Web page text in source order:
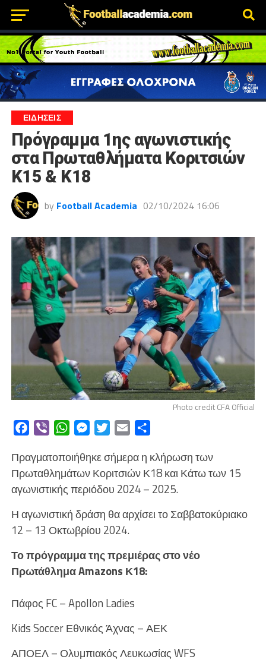
ΕΙΔΗΣΕΙΣ
Πρόγραμμα 1ης αγωνιστικής
στα Πρωταθλήματα Κοριτσιών
Κ15 & Κ18
by Football Academia 02/10/2024 16:06
Photo credit CFA Official
Facebook
Viber WhatsAppMessengerTwitterEmail
Πραγματοποιήθηκε σήμερα η κλήρωση των
Πρωταθλημάτων Κοριτσιών Κ18 και Κάτω των 15
αγωνιστικής περιόδου 2024 – 2025.
Η αγωνιστική δράση θα αρχίσει το Σαββατοκύριακο
12 – 13 Οκτωβρίου 2024.
Το πρόγραμμα της πρεμιέρας στο νέο
Πρωτάθλημα Amazons Κ18:
Πάφος FC – Apollon Ladies
Kids Soccer Εθνικός Άχνας – ΑΕΚ
ΑΠΟΕΛ – Ολυμπιακός Λευκωσίας WFS